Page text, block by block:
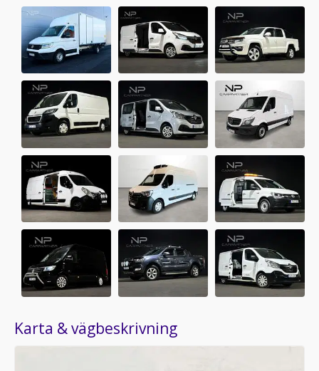
Karta & vägbeskrivning